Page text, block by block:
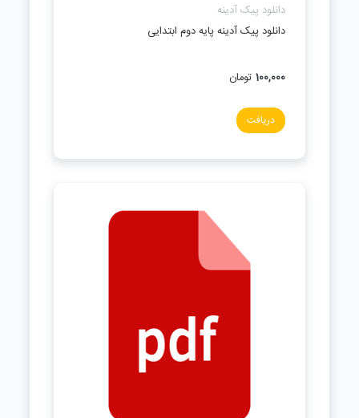
دانلود پیک آدینه
دانلود پیک آدینه پایه دوم ابتدایی
100,000 تومان
دریافت